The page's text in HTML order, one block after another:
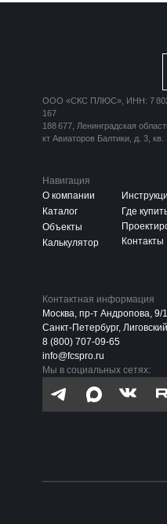
Навигация
О компании
Каталог
Объекты
Калькулятор
Где
Контакты
Контактная информация
Москва, пр-т Андропова, 9/
Санкт-Петербург,
8 (800) 707-09-65
info@fcspro.ru
Мы в социальных сетях:
ООО «СКС ПЛЮС», ИНН: 7 802
167
188 677, Ленинградская
кт Авиаторов Балтики, д. 3, кв.